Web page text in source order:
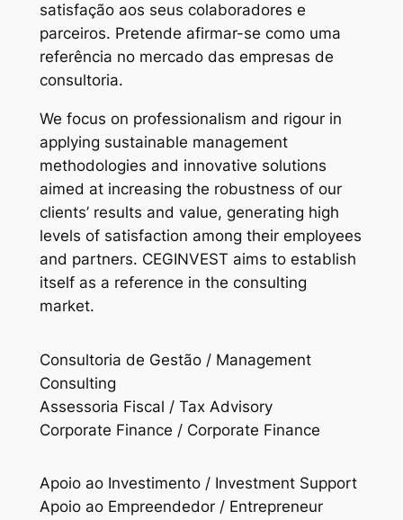
satisfação aos seus colaboradores e
parceiros. Pretende afirmar-se como uma
referência no mercado das empresas de
consultoria.
We focus on professionalism and rigour in
applying sustainable management
methodologies and innovative solutions
aimed at increasing the robustness of our
clients’ results and value, generating high
levels of satisfaction among their employees
and partners. CEGINVEST aims to establish
itself as a reference in the consulting
market.
Consultoria de Gestão / Management
Consulting
Assessoria Fiscal / Tax Advisory
Corporate Finance / Corporate Finance
Apoio ao Investimento / Investment Support
Apoio ao Empreendedor / Entrepreneur